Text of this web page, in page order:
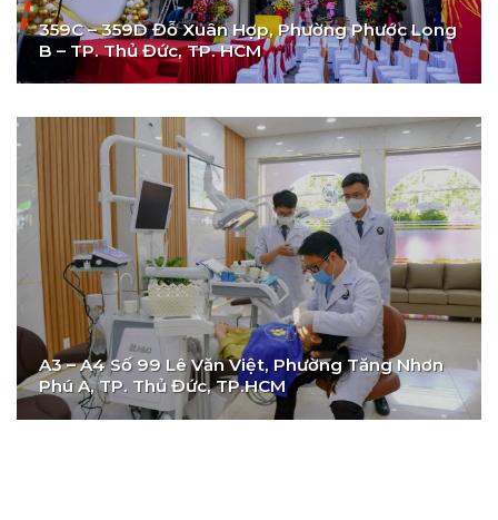
359C – 359D Đỗ Xuân Hợp, Phường Phước Long
B – TP. Thủ Đức, TP. HCM
A3 – A4 Số 99 Lê Văn Việt, Phường Tăng Nhơn
Phú A, TP. Thủ Đức, TP.HCM